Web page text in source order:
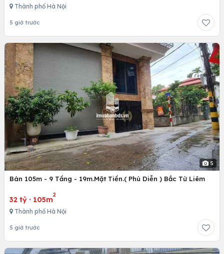
Thành phố Hà Nội
5 giờ trước
5
Bán 105m - 9 Tầng - 19m.Mặt Tiền.( Phú Diễn ) Bắc Từ Liêm
32 tỷ · 105m
2
Thành phố Hà Nội
5 giờ trước